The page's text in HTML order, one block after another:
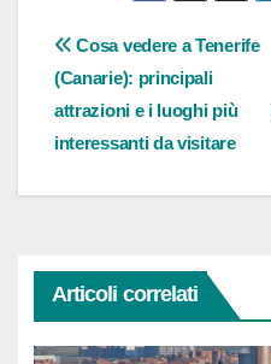
Navigazione
articoli
Cosa vedere a Tenerife
(Canarie): principali
attrazioni e i luoghi più
interessanti da visitare
Articoli correlati